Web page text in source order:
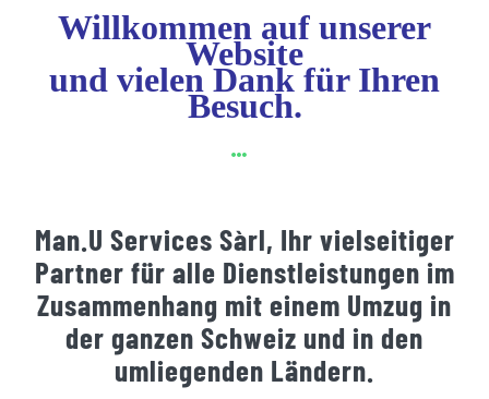
Willkommen auf unserer
Website
und vielen Dank für Ihren
Besuch.
Man.U Services Sàrl, Ihr vielseitiger
Partner für alle Dienstleistungen im
Zusammenhang mit einem Umzug in
der ganzen Schweiz und in den
umliegenden Ländern.